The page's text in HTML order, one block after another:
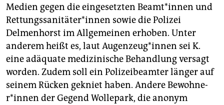
Medien gegen die eingesetzten Be­am­t*in­nen und
Ret­tungs­sa­ni­tä­te­r*in­nen sowie die Polizei
Delmenhorst im Allgemeinen erhoben. Unter
anderem heißt es, laut Au­gen­zeu­g*­in­nen sei K.
eine adäquate medizinische Behandlung versagt
worden. Zudem soll ein Polizeibeamter länger auf
seinem Rücken gekniet haben. Andere Be­woh­ne­
r*in­nen der Gegend Wollepark, die anonym